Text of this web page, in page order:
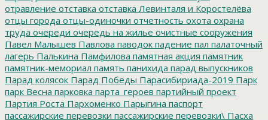
отравление отставка отставка Левинталя и Коростелёва
отцы города отцы-одиночки отчетность охота охрана
труда очереди очередь на жилье очистные сооружения
Павел Малышев Павлова паводок падение пал палаточный
лагерь Палькина Памфилова памятная акция памятник
памятник-мемориал память панихида парад выпускников
Парад колясок Парад Победы Парасибириада-2019 Парк
парк Весна парковка парта_героев партийный проект
Партия Роста Пархоменко Парыгина паспорт
пассажирские перевозки пассажирские перевозки\ Пасха